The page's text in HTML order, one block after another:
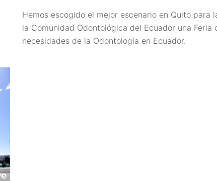
Hemos escogido el mejor escenario en Quito
la Comunidad Odontológica del Ecuador una
necesidades de la Odontología en Ecuador.